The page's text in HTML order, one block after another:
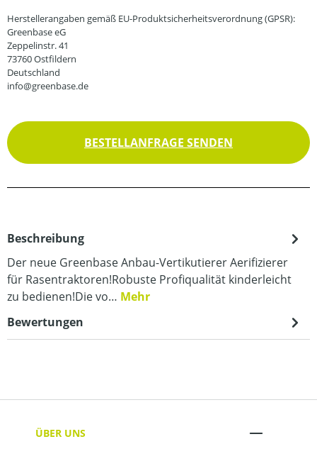
Herstellerangaben gemäß EU-Produktsicherheitsverordnung (GPSR):
Greenbase eG
Zeppelinstr. 41
73760 Ostfildern
Deutschland
info@greenbase.de
BESTELLANFRAGE SENDEN
Beschreibung
Der neue Greenbase Anbau-Vertikutierer Aerifizierer
für Rasentraktoren!Robuste Profiqualität kinderleicht
zu bedienen!Die vo… Mehr
Bewertungen
ÜBER UNS